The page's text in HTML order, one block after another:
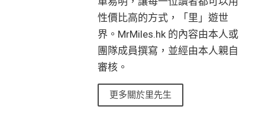
性價比高的方式，「里」遊世
界。MrMiles.hk 的內容由本人或
團隊成員撰寫，並經由本人親自
審核。
更多關於里先生